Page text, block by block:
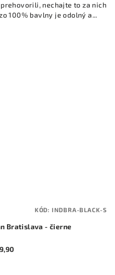
nechajte to za nich
100% bavlny je odolný a...
Bratislava - čierne
KÓD: INDBRA-BLACK-S